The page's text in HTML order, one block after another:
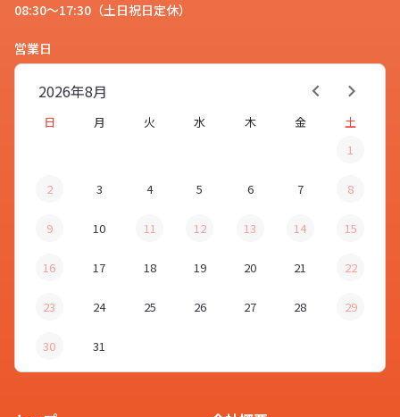
08:30～17:30（土日祝日定休）
営業日
8月
2026年
日 月 火 水 木 金
土
1
2 3 4 5 6 7 8
9 10 11 12 13 14 15
16 17 18 19 20 21 22
23 24 25 26 27 28 29
30 31